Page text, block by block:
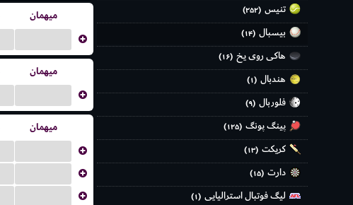
تنیس (۲۵۲)
بیسبال (۱۴)
هاکی روی یخ (۱۶)
هندبال (۱)
فلوربال (۹)
پینگ پونگ (۱۲۵)
کریکت (۱۳)
دارت (۱۵)
لیگ فوتبال استرالیایی (۱)
میهمان
میهمان
میهمان